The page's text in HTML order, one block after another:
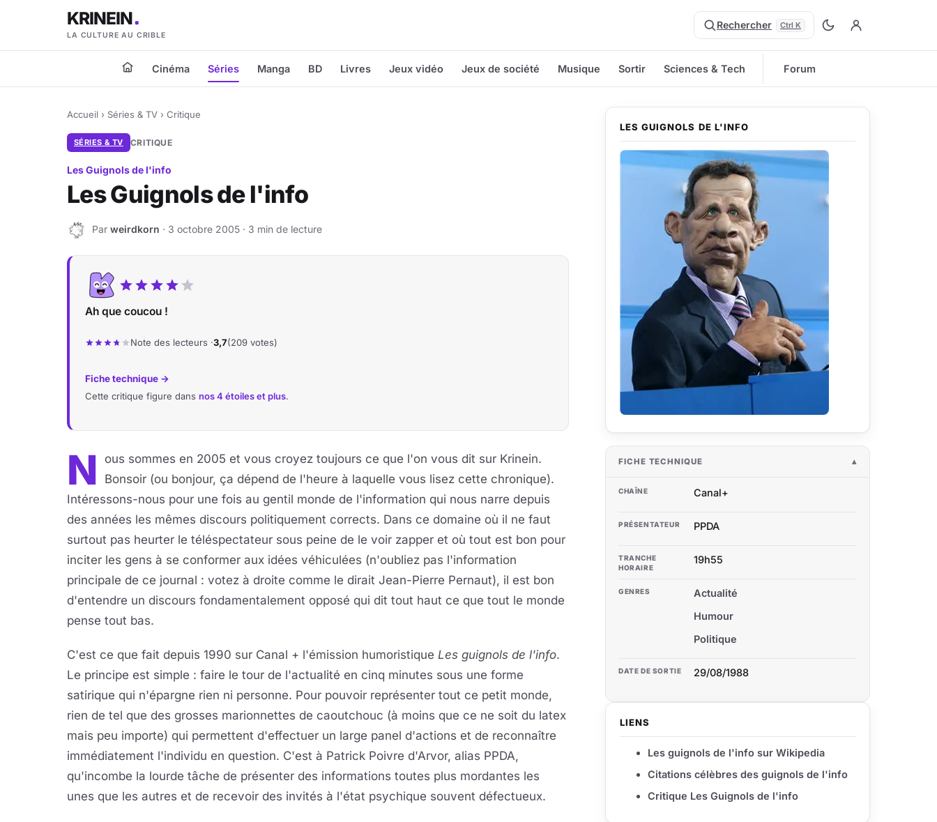
KRINEIN
LA CULTURE AU CRIBLE
Rechercher Ctrl K
Cinéma Séries Manga BD Livres Jeux vidéo Jeux de société Musique Sortir Sciences & Tech Forum
Accueil › Séries & TV › Critique
SÉRIES & TV CRITIQUE
Les Guignols de l'info
Les Guignols de l'info
W Par weirdkorn · 3 octobre 2005 · 3 min de lecture
Ah que coucou !
Note des lecteurs ·3,7(209 votes)
Fiche technique →
Cette critique figure dans nos 4 étoiles et plus.
N
ous sommes en 2005 et vous croyez toujours ce que l'on vous dit sur Krinein.
Bonsoir (ou bonjour, ça dépend de l'heure à laquelle vous lisez cette chronique).
Intéressons-nous pour une fois au gentil monde de l'information qui nous narre depuis
des années les mêmes discours politiquement corrects. Dans ce domaine où il ne faut
surtout pas heurter le téléspectateur sous peine de le voir zapper et où tout est bon pour
inciter les gens à se conformer aux idées véhiculées (n'oubliez pas l'information
principale de ce journal : votez à droite comme le dirait Jean-Pierre Pernaut), il est bon
d'entendre un discours fondamentalement opposé qui dit tout haut ce que tout le monde
pense tout bas.
C'est ce que fait depuis 1990 sur Canal + l'émission humoristique Les guignols de l'info.
Le principe est simple : faire le tour de l'actualité en cinq minutes sous une forme
satirique qui n'épargne rien ni personne. Pour pouvoir représenter tout ce petit monde,
rien de tel que des grosses marionnettes de caoutchouc (à moins que ce ne soit du latex
mais peu importe) qui permettent d'effectuer un large panel d'actions et de reconnaître
immédiatement l'individu en question. C'est à Patrick Poivre d'Arvor, alias PPDA,
qu'incombe la lourde tâche de présenter des informations toutes plus mordantes les
unes que les autres et de recevoir des invités à l'état psychique souvent défectueux.
LES GUIGNOLS DE L'INFO
FICHE TECHNIQUE
CHAÎNE Canal+
PRÉSENTATEUR PPDA
TRANCHE
HORAIRE
19h55
GENRES
Actualité
Humour
Politique
DATE DE SORTIE 29/08/1988
LIENS
Les guignols de l'info sur Wikipedia
Citations célèbres des guignols de l'info
Critique Les Guignols de l'info